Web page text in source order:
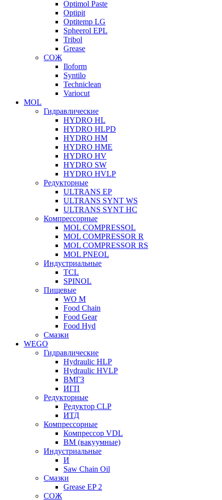
Optimol Paste
Optipit
Optitemp LG
Spheerol EPL
Tribol
Grease
СОЖ
Iloform
Syntilo
Techniclean
Variocut
MOL
Гидравлические
HYDRO HL
HYDRO HLPD
HYDRO HM
HYDRO HME
HYDRO HV
HYDRO SW
HYDRO HVLP
Редукторные
ULTRANS EP
ULTRANS SYNT WS
ULTRANS SYNT HC
Компрессорные
MOL COMPRESSOL
MOL COMPRESSOR R
MOL COMPRESSOR RS
MOL PNEOL
Индустриальные
TCL
SPINOL
Пищевые
WO M
Food Chain
Food Gear
Food Hyd
Смазки
WEGO
Гидравлические
Hydraulic HLP
Hydraulic HVLP
ВМГЗ
ИГП
Редукторные
Редуктор CLP
ИТД
Компрессорные
Компрессор VDL
ВМ (вакуумные)
Индустриальные
И
Saw Chain Oil
Смазки
Grease EP 2
СОЖ